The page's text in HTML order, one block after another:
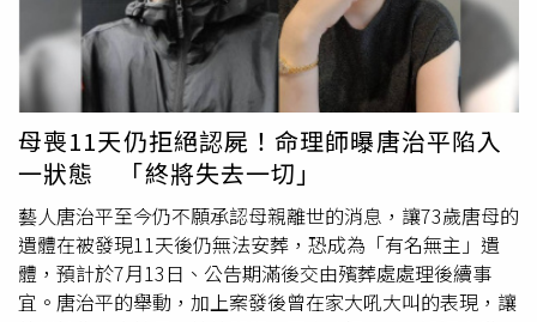
偉大的女人。沈嶸通靈劉藺秦腦波後表示，劉確實有想趕跑
小三、維護家庭的想法，所以才會在遭爆料的第一時間說：
「先生每天晚上都會回家」，似乎也在暗示小三：「江坤俊
再愛你又如何？他仍然每天都會回到我這。」另外，沈嶸
還
發現江坤俊竟然沒有「虛假」和「雙面人」的不良業力，可
見他對小三的感情也是「真誠的」，沈嶸也發現小三很愛江
坤俊，不想跟他分手，但雖然江坤俊跟小三經過一番波折已
「修成正緣」，卻有十分勉強的能量，如果不花費心力維持
關係，容易走向「無緣」。
孫安佐直播中所言：「我家很有錢餒！」對此，命理師沈嶸
通靈調閱狄鶯的受胎基因，發現狄鶯是「上等命」，具有
「富貴一生」的命格，出生就帶有「有錢人密碼」，確實很
會賺錢，只要此生好好守財，一生都不會窮。至於孫鵬則是
「中等命」，天生不帶有「富貴」和「有錢」的密碼，針對
許多網友感嘆孫鵬娶了狄鶯、生下孫安佐真是人生不幸，沈
表示事實上孫鵬才是因為娶了狄鶯，而能連帶享受到富貴
的生活，孫鵬離開狄鶯並不會比現在更好。而自小養尊處優
的孫安佐，是否也有繼承到母親狄鶯的「富貴命」？ 沈嶸深
入通靈後，發現孫安佐確實有遺傳到「富貴一生」的命格，
但被自身業力覆蓋、干擾，他身上有「失敗」、「不穩
母喪11天仍拒絕認屍！命理師曝唐治平陷入
一狀態 「終將失去一切」
藝人唐治平至今仍不願承認母親離世的消息，讓73歲唐母的
遺體在被發現11天後仍無法安葬，恐成為「有名無主」遺
體，預計於7月13日、公告期滿後交由殯葬處處理後續事
宜。唐治平的舉動，加上案發後曾在家大吼大叫的表現，讓